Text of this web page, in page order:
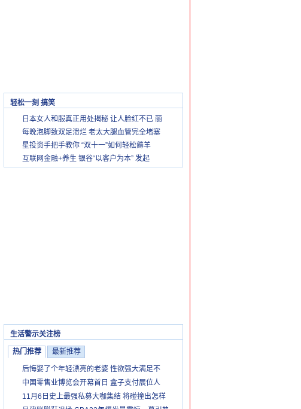
轻松一刻 搞笑
日本女人和服真正用处揭秘 让人脸红不已 丽
每晚泡脚致双足溃烂 老太大腿血管完全堵塞
星投资手把手教你 “双十一”如何轻松薅羊
互联网金融+养生 银谷“以客户为本” 发起
生活警示关注榜
热门推荐 最新推荐
后悔娶了个年轻漂亮的老婆 性欲强大满足不
中国零售业博览会开幕首日 盒子支付展位人
11月6日史上最强私募大咖集结 将碰撞出怎样